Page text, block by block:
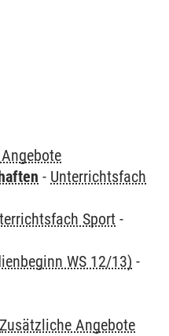
- Unterrichtsfach
Sport -
WS 12/13) -
Zusätzliche Angebote